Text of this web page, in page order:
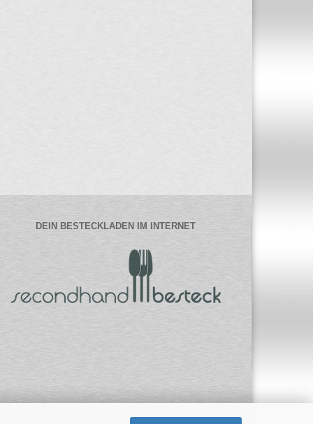
DEIN BESTECKLADEN IM INTERNET